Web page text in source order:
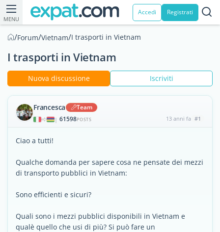
MENU
Accedi Registrati
/Forum/Vietnam/I trasporti in Vietnam
I trasporti in Vietnam
Nuova discussione Iscriviti
Francesca Team
| 61598POSTS 13 anni fa #1
Ciao a tutti!
Qualche domanda per sapere cosa ne pensate dei mezzi
di transporto pubblici in Vietnam:
Sono efficienti e sicuri?
Quali sono i mezzi pubblici disponibili in Vietnam e
qualè quello che usi di più? Si può fare un